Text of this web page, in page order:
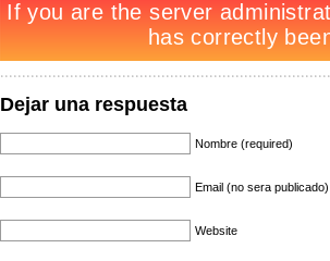
Dejar una respuesta
Nombre (required)
Email (no sera
Website